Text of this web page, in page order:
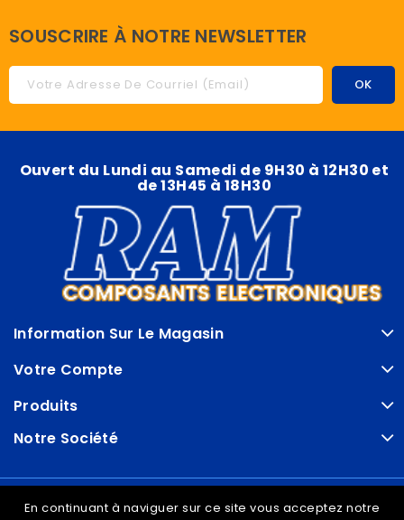
SOUSCRIRE À NOTRE NEWSLETTER
Ouvert du Lundi au Samedi de 9H30 à 12H30 et
de 13H45 à 18H30
Information Sur Le Magasin
Votre Compte
Produits
Notre Société
© VDRAM - 2026
En continuant à naviguer sur ce site vous acceptez notre